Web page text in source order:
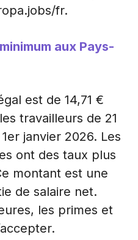
fr.
aux Pays-
est de 14,71 €
travailleurs de 21
janvier 2026. Les
ont des taux plus
montant est une
de salaire net.
les primes et